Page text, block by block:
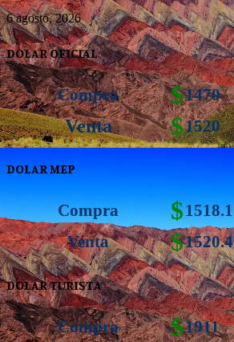
6 agosto, 2026
DOLAR OFICIAL
Compra $1470
Venta $1520
DOLAR MEP
Compra $1518.1
Venta
$1520.4
DOLAR TURISTA
Compra $1911